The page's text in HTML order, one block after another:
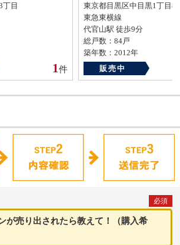
目
1件
東京都目黒区中目黒1丁目8-
東急東横線
代官山駅 徒歩9分
総戸数：84戸
築年数：2012年
販売中
必須
が売り出されたら教えて！（購入希